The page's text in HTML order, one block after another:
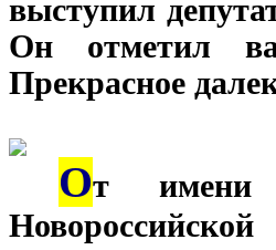
выступил
Он отметил
Прекрасное
От имени